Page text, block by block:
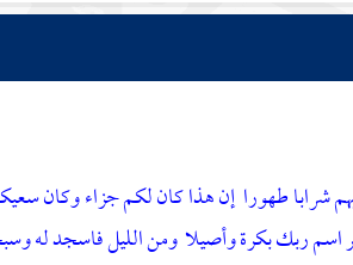
شرابا طهورا إن هذا كان لكم جزاء وكان
اسم ربك بكرة وأصيلاومن الليل فاسجد له